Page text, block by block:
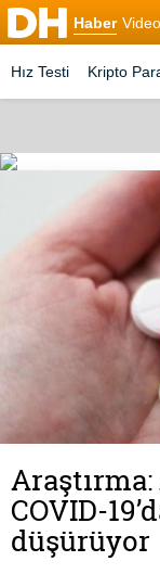
Haber Video
Hız Testi Kripto
COVID-
düşürüyor